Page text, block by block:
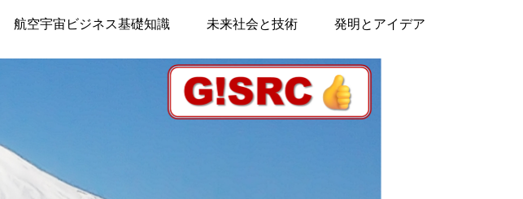
航空宇宙ビジネス基礎知識 未来社会と技術 発明とアイデア